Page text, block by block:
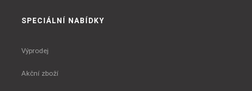
SPECIÁLNÍ NABÍDKY
Výprodej
Akční zboží